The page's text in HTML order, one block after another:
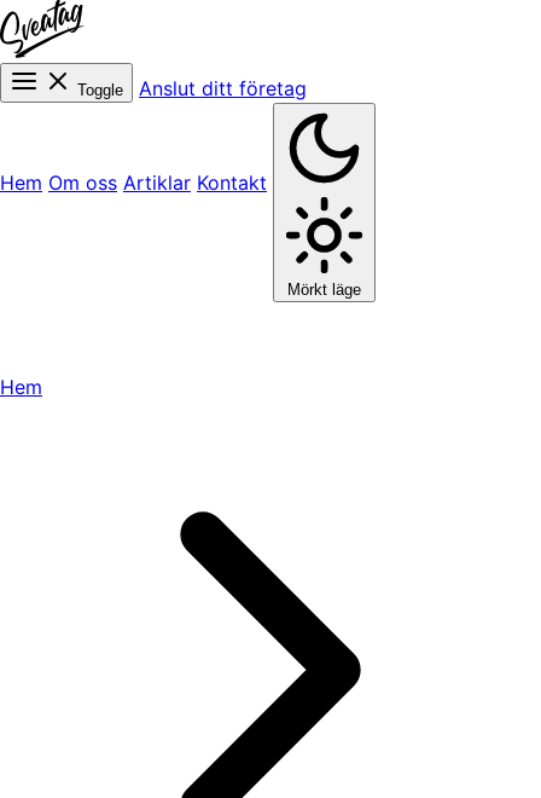
Toggle Anslut ditt företag
Hem Om oss Artiklar Kontakt
Mörkt läge
Hem